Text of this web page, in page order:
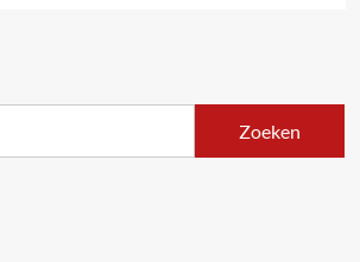
Zoeken